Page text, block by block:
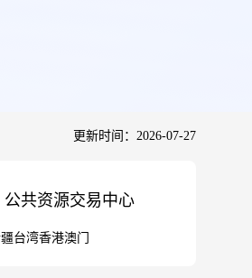
更新时间：2026-07-27
公共资源交易中心
台湾香港澳门